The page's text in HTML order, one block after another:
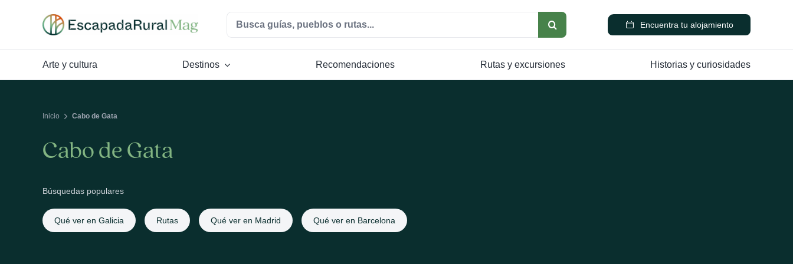
Buscar:
Encuentra tu alojamiento
Arte y cultura Destinos Recomendaciones Rutas y excursiones Historias y curiosidades
Inicio Cabo de Gata
Cabo de Gata
Búsquedas populares
Qué ver en Galicia Rutas Qué ver en Madrid Qué ver en Barcelona